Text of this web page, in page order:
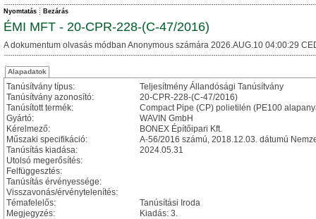
Nyomtatás Bezárás
ÉMI MFT - 20-CPR-228-(C-47/2016)
A dokumentum olvasás módban Anonymous számára 2026.AUG.10 04:00:29
Alapadatok
Tanúsítvány típus:
Teljesítmény Állandósági Tanúsítvány
Tanúsítvány azonosító:
20-CPR-228-(C-47/2016)
Tanúsított termék:
Compact Pipe (CP) polietilén (PE100
Gyártó:
WAVIN GmbH
Kérelmező:
BONEX Építőipari Kft.
Műszaki specifikáció:
A-56/2016 számú, 2018.12.03. dátumú
Tanúsítás kiadása:
2024.05.31
Utolsó megerősítés:
Felfüggesztés:
Tanúsítás érvényessége:
Visszavonás/érvénytelenítés:
Témafelelős:
Tanúsítási Iroda
Megjegyzés:
Kiadás: 3.